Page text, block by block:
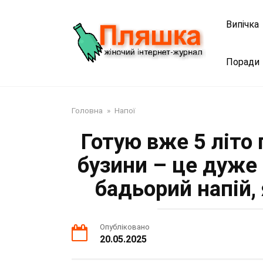
Випічка
Поради
Головна » Напої
Готую вже 5 літо
бузини – це дуже
бадьорий
Опубліковано
20.05.2025